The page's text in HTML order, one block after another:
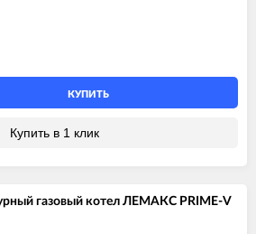
КУПИТЬ
Купить в 1 клик
газовый котел ЛЕМАКС PRIME-V